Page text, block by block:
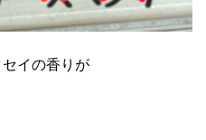
イの香りが